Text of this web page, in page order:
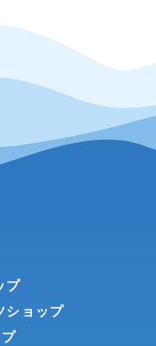
プ
ショップ